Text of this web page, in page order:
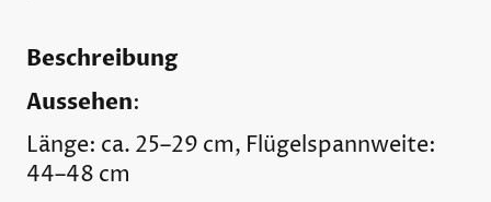
Beschreibung
Aussehen:
Länge: ca. 25–29 cm, Flügelspannweite:
44–48 cm